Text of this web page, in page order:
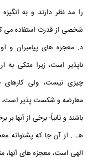
را مد نظر دارند و به
شخصى از قدرت استفاده مى
د. معجزه هاى پيامبران و
ناپذير است، زيرا متكى به
چيزى نيست، ولى كارهاى
معارضه و شكست پذير است،
باشند و ثانياً: برخى از آنها
هـ . از آن جا كه پشتوانه
الهى است، معجزه هاى آنها،